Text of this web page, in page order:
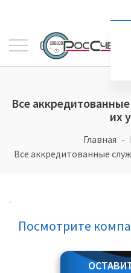
Все
их
Главная
Все аккредитованные
Посмотрите